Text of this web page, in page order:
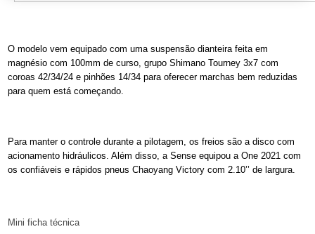
O modelo vem equipado com uma suspensão dianteira feita em
magnésio com 100mm de curso, grupo Shimano Tourney 3x7 com
coroas 42/34/24 e pinhões 14/34 para oferecer marchas bem reduzidas
para quem está começando.
Para manter o controle durante a pilotagem, os freios são a disco com
acionamento hidráulicos. Além disso, a Sense equipou a One 2021 com
os confiáveis e rápidos pneus Chaoyang Victory com 2.10’’ de largura.
Mini ficha técnica